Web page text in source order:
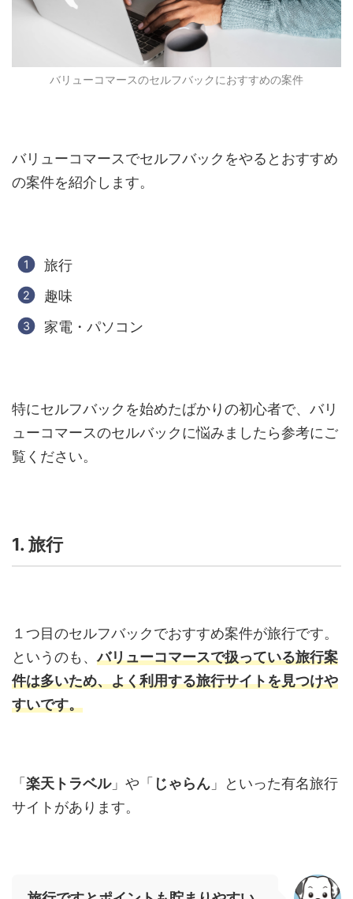
バリューコマースのセルフバックにおすすめの案件
バリューコマースでセルフバックをやるとおすすめ
の案件を紹介します。
旅行
趣味
家電・パソコン
特にセルフバックを始めたばかりの初心者で、バリ
ューコマースのセルバックに悩みましたら参考にご
覧ください。
1. 旅行
１つ目のセルフバックでおすすめ案件が旅行です。
というのも、バリューコマースで扱っている旅行案
件は多いため、よく利用する旅行サイトを見つけや
すいです。
「 楽天トラベル」や「 じゃらん 」といった有名旅行
サイトがあります。